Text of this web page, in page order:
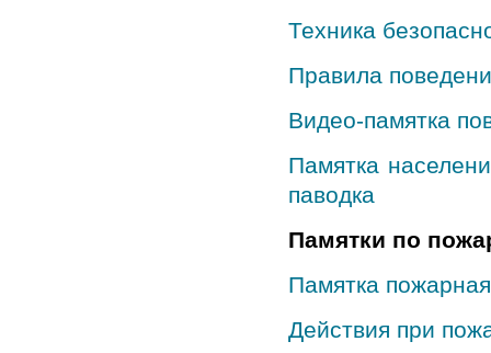
Техника
Правила
Видео-памятка
Памятка
паводка
Памятки по
Памятка
Действия при